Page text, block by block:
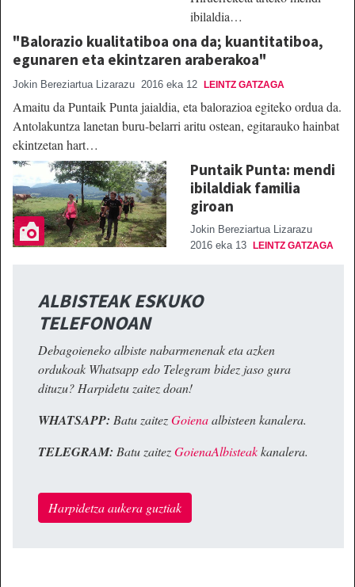
ibilaldia…
"Balorazio kualitatiboa ona da; kuantitatiboa,
egunaren eta ekintzaren araberakoa"
Jokin Bereziartua Lizarazu 2016 eka 12 LEINTZ GATZAGA
Amaitu da Puntaik Punta jaialdia, eta balorazioa egiteko ordua da.
Antolakuntza lanetan buru-belarri aritu ostean, egitarauko hainbat
ekintzetan hart…
Puntaik Punta: mendi
ibilaldiak familia
giroan
Jokin Bereziartua Lizarazu
2016 eka 13
LEINTZ GATZAGA
ALBISTEAK ESKUKO
TELEFONOAN
Debagoieneko albiste nabarmenenak eta azken
ordukoak Whatsapp edo Telegram bidez jaso gura
dituzu? Harpidetu zaitez doan!
WHATSAPP: Batu zaitezGoienaalbisteen kanalera.
TELEGRAM: Batu zaitezGoienaAlbisteakkanalera.
Harpidetza aukera guztiak